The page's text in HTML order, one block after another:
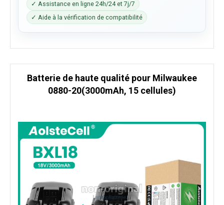
✓ Assistance en ligne 24h/24 et 7j/7
✓ Aide à la vérification de compatibilité
Batterie de haute qualité pour Milwaukee
0880-20(3000mAh, 15 cellules)